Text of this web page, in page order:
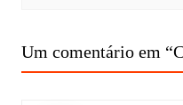
Um comentário em “